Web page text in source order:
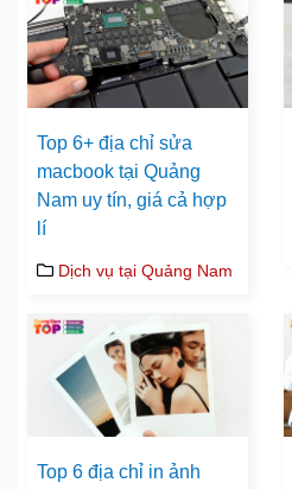
Top 6+ địa chỉ sửa
macbook tại Quảng
Nam uy tín, giá cả hợp
lí
Dịch vụ tại Quảng Nam
Top 6 địa chỉ in ảnh